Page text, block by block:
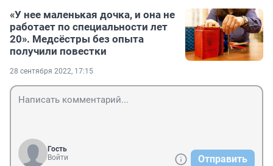
«У нее маленькая дочка, и она не
работает по специальности лет
20». Медсёстры без опыта
получили повестки
28 сентября 2022, 17:15
Гость
Войти
Отправить